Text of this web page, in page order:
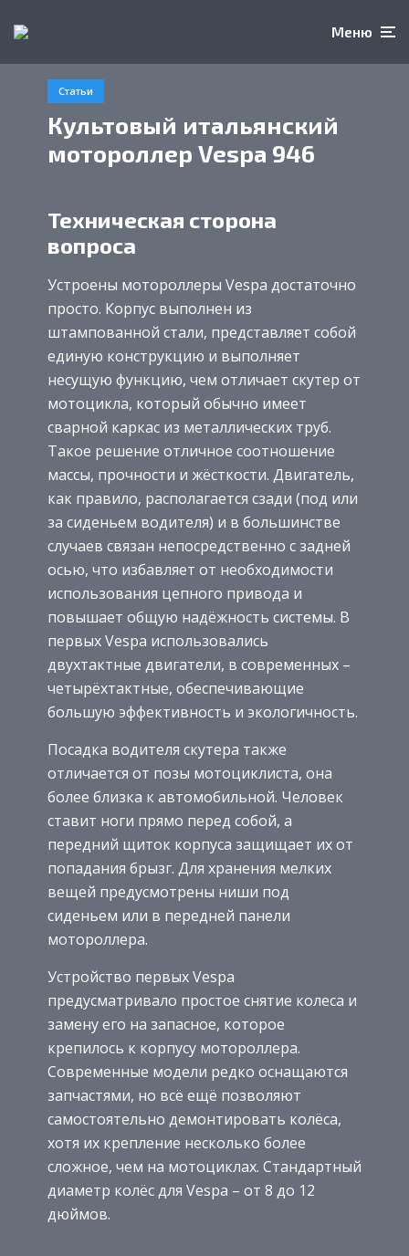
Меню
Статьи
Культовый итальянский
мотороллер Vespa 946
Техническая сторона
вопроса
Устроены мотороллеры Vespa достаточно
просто. Корпус выполнен из
штампованной стали, представляет собой
единую конструкцию и выполняет
несущую функцию, чем отличает скутер от
мотоцикла, который обычно имеет
сварной каркас из металлических труб.
Такое решение отличное соотношение
массы, прочности и жёсткости. Двигатель,
как правило, располагается сзади (под или
за сиденьем водителя) и в большинстве
случаев связан непосредственно с задней
осью, что избавляет от необходимости
использования цепного привода и
повышает общую надёжность системы. В
первых Vespa использовались
двухтактные двигатели, в современных –
четырёхтактные, обеспечивающие
большую эффективность и экологичность.
Посадка водителя скутера также
отличается от позы мотоциклиста, она
более близка к автомобильной. Человек
ставит ноги прямо перед собой, а
передний щиток корпуса защищает их от
попадания брызг. Для хранения мелких
вещей предусмотрены ниши под
сиденьем или в передней панели
мотороллера.
Устройство первых Vespa
предусматривало простое снятие колеса и
замену его на запасное, которое
крепилось к корпусу мотороллера.
Современные модели редко оснащаются
запчастями, но всё ещё позволяют
самостоятельно демонтировать колёса,
хотя их крепление несколько более
сложное, чем на мотоциклах. Стандартный
диаметр колёс для Vespa – от 8 до 12
дюймов.